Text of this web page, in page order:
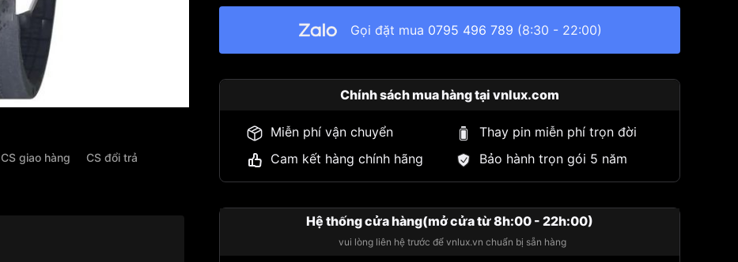
CS giao hàng CS đổi trả
Gọi đặt mua 0795 496 789 (8:30 - 22:00)
Chính sách mua hàng tại vnlux.com
Miễn phí vận chuyển
Thay pin miễn phí trọn đời
Cam kết hàng chính hãng
Bảo hành trọn gói 5 năm
Hệ thống cửa hàng(mở cửa từ 8h:00 - 22h:00)
vui lòng liên hệ trước để vnlux.vn chuẩn bị sẵn hàng